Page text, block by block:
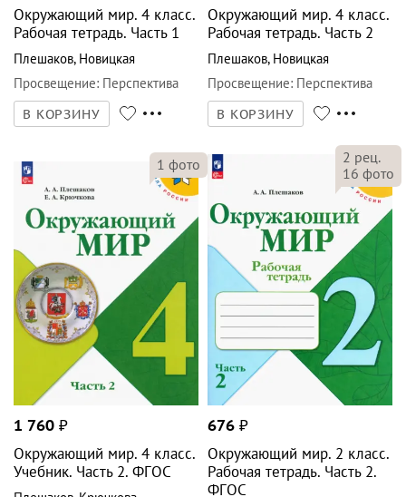
Окружающий мир. 4 класс.
Рабочая тетрадь. Часть 1
Плешаков, Новицкая
Просвещение: Перспектива
В КОРЗИНУ
Окружающий мир. 4 класс.
Рабочая тетрадь. Часть 2
Плешаков, Новицкая
Просвещение: Перспектива
В КОРЗИНУ
1 фото
1 760 ₽
Окружающий мир. 4 класс.
Учебник. Часть 2. ФГОС
2 рец.
16 фото
676 ₽
Окружающий мир. 2 класс.
Рабочая тетрадь. Часть 2.
ФГОС